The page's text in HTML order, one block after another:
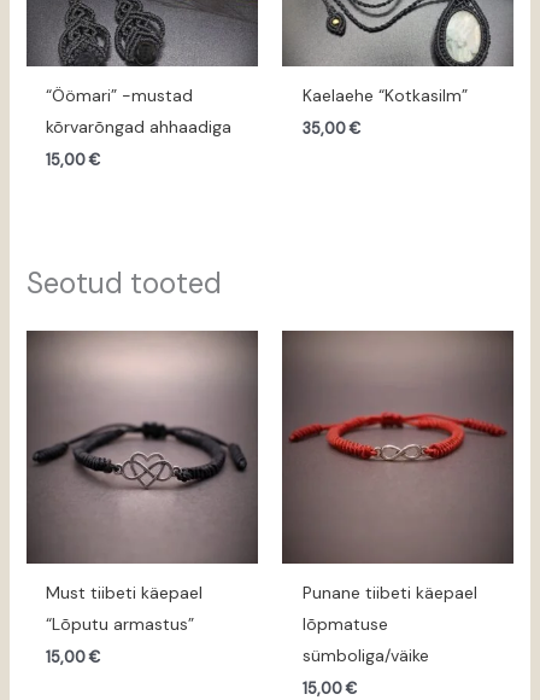
“Öömari” -mustad
kõrvarõngad ahhaadiga
15,00€
Kaelaehe “Kotkasilm”
35,00€
Seotud tooted
Must tiibeti käepael
“Lõputu armastus”
15,00€
Punane tiibeti käepael
lõpmatuse
sümboliga/väike
15,00€